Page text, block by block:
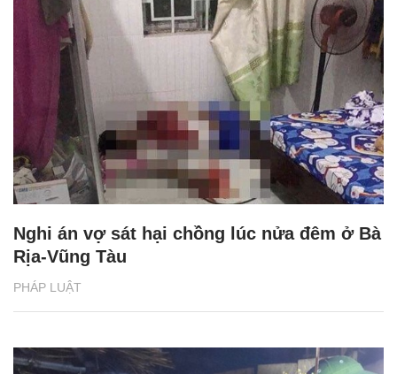
PHÁP LUẬT
Nghi án vợ sát hại chồng lúc nửa đêm ở Bà
Rịa-Vũng Tàu